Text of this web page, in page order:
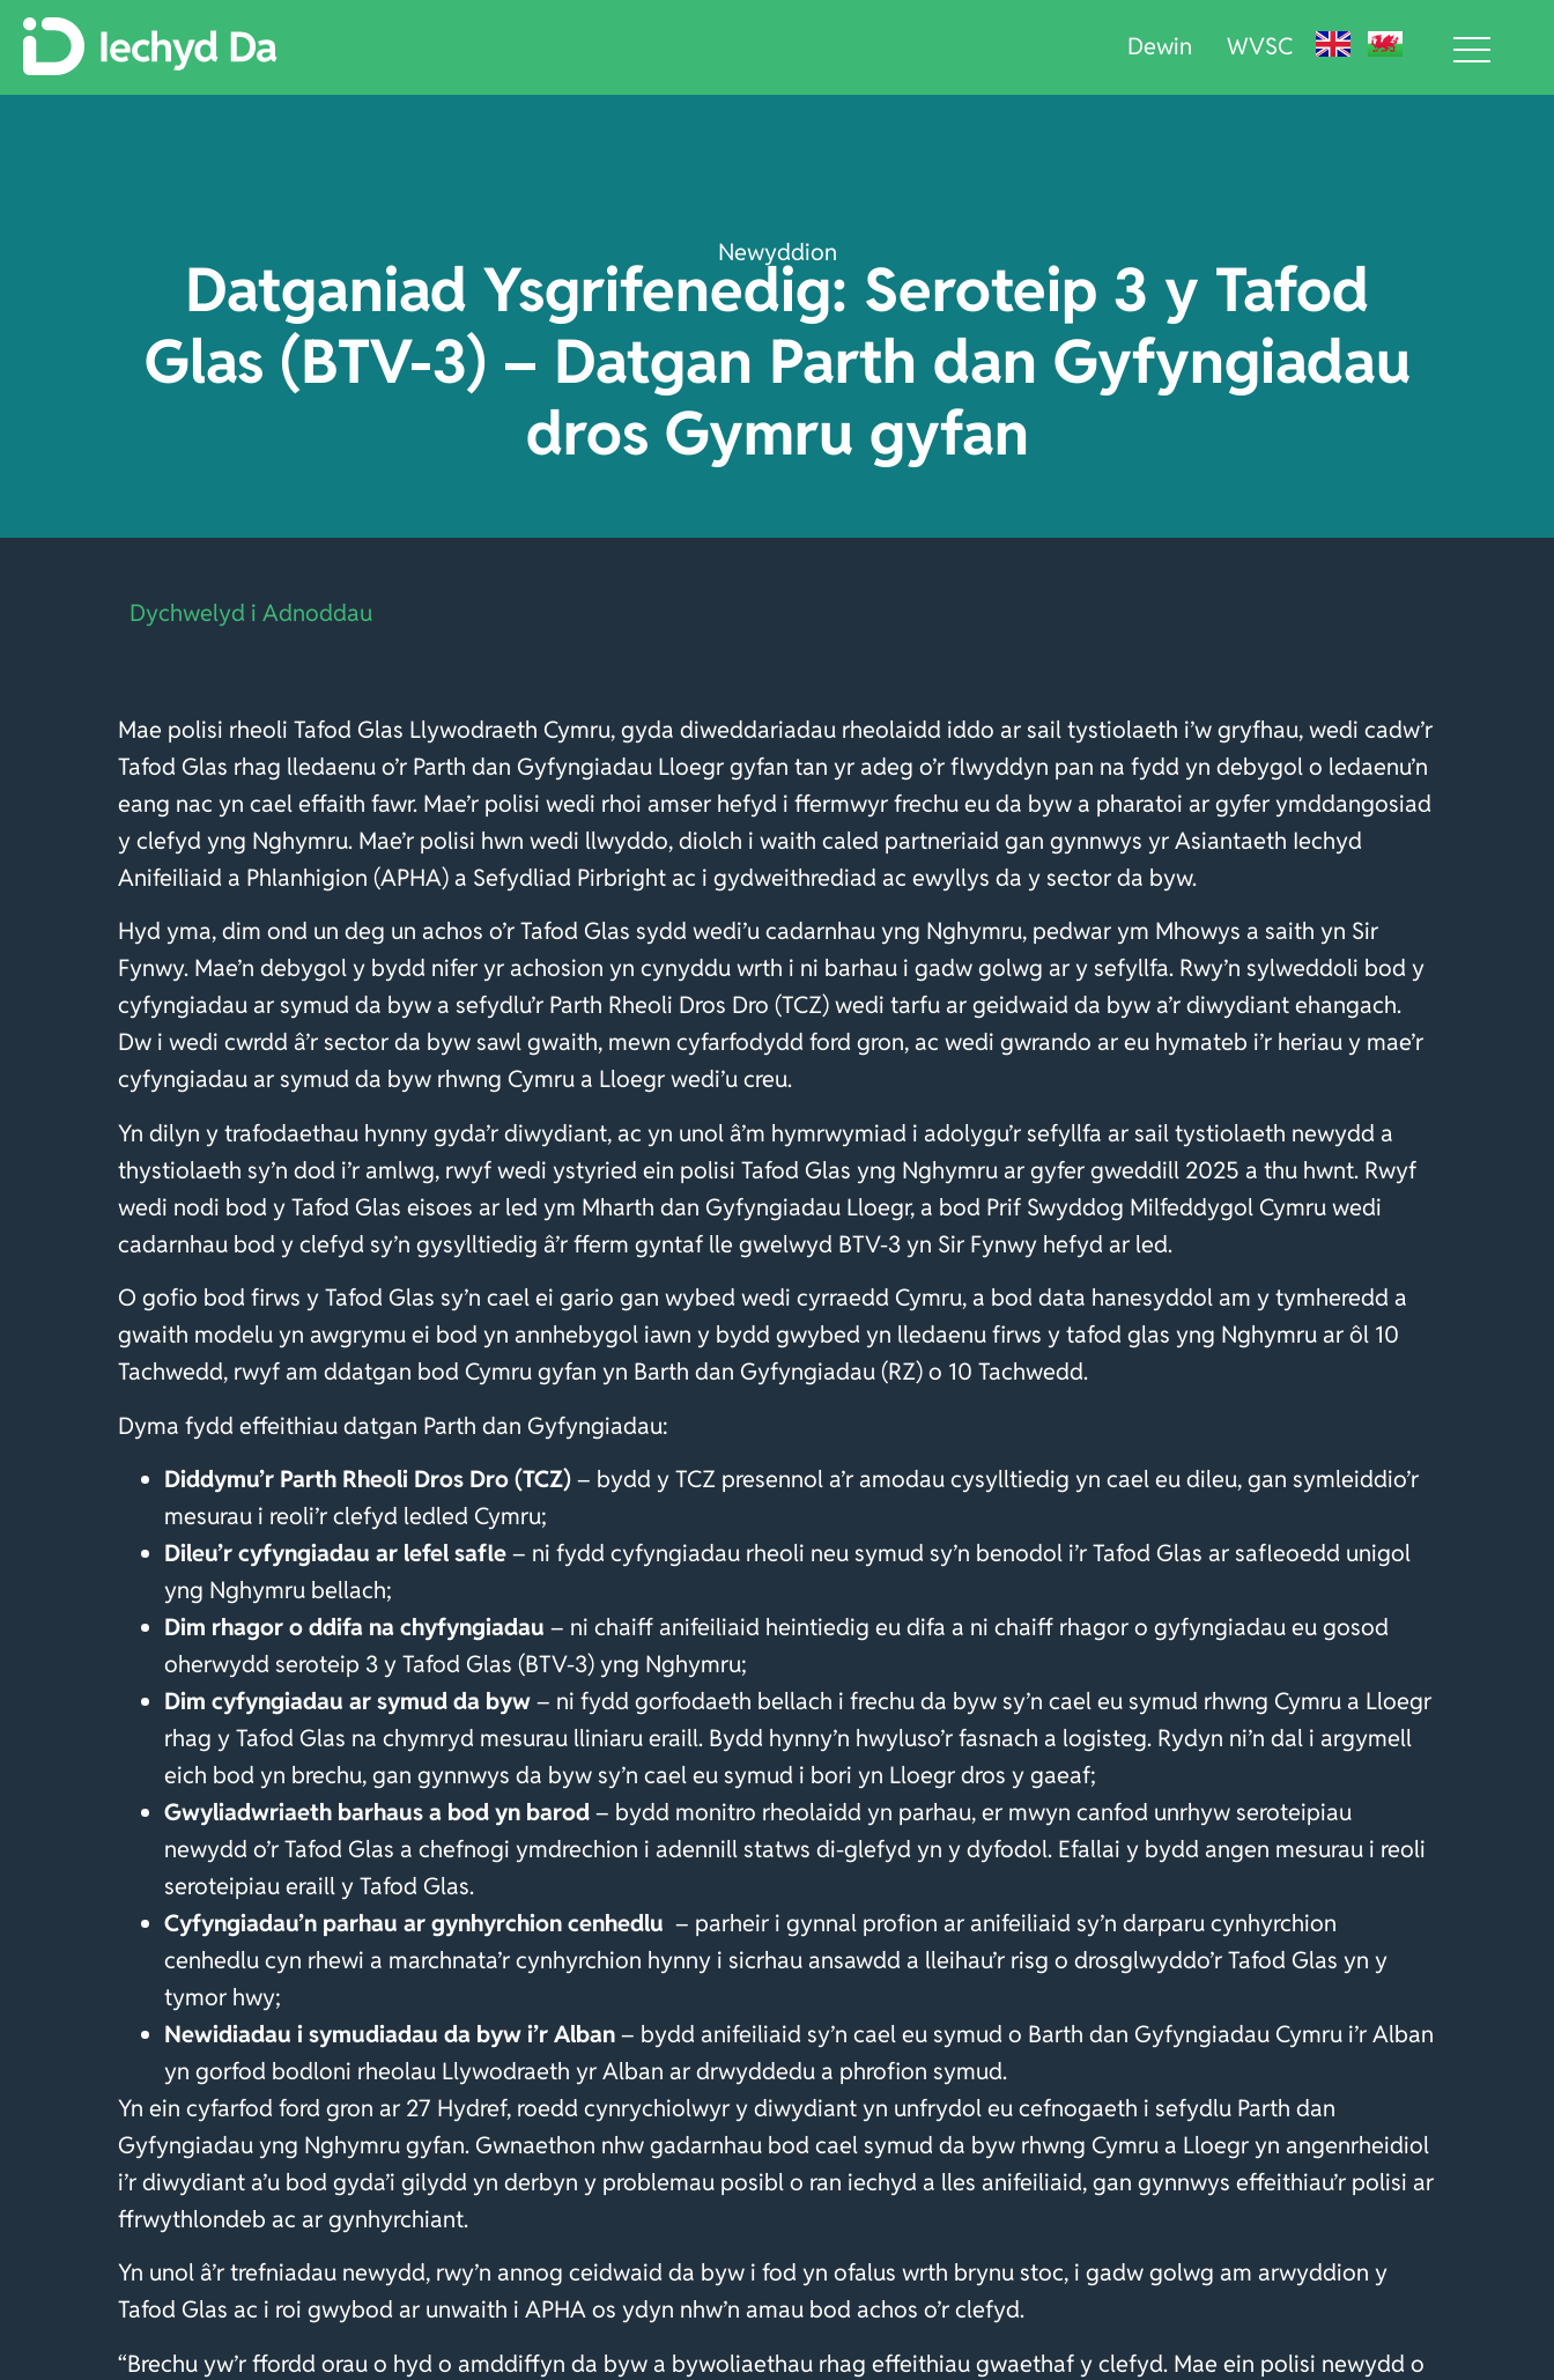
Dewin WVSC
Newyddion
Datganiad Ysgrifenedig: Seroteip 3 y Tafod
Glas (BTV-3) – Datgan Parth dan Gyfyngiadau
dros Gymru gyfan
Dychwelyd i Adnoddau
Mae polisi rheoli Tafod Glas Llywodraeth Cymru, gyda diweddariadau rheolaidd iddo ar sail tystiolaeth i’w gryfhau, wedi cadw’r
Tafod Glas rhag lledaenu o’r Parth dan Gyfyngiadau Lloegr gyfan tan yr adeg o’r flwyddyn pan na fydd yn debygol o ledaenu’n
eang nac yn cael effaith fawr. Mae’r polisi wedi rhoi amser hefyd i ffermwyr frechu eu da byw a pharatoi ar gyfer ymddangosiad
y clefyd yng Nghymru. Mae’r polisi hwn wedi llwyddo, diolch i waith caled partneriaid gan gynnwys yr Asiantaeth Iechyd
Anifeiliaid a Phlanhigion (APHA) a Sefydliad Pirbright ac i gydweithrediad ac ewyllys da y sector da byw.
Hyd yma, dim ond un deg un achos o’r Tafod Glas sydd wedi’u cadarnhau yng Nghymru, pedwar ym Mhowys a saith yn Sir
Fynwy. Mae’n debygol y bydd nifer yr achosion yn cynyddu wrth i ni barhau i gadw golwg ar y sefyllfa. Rwy’n sylweddoli bod y
cyfyngiadau ar symud da byw a sefydlu’r Parth Rheoli Dros Dro (TCZ) wedi tarfu ar geidwaid da byw a’r diwydiant ehangach.
Dw i wedi cwrdd â’r sector da byw sawl gwaith, mewn cyfarfodydd ford gron, ac wedi gwrando ar eu hymateb i’r heriau y mae’r
cyfyngiadau ar symud da byw rhwng Cymru a Lloegr wedi’u creu.
Yn dilyn y trafodaethau hynny gyda’r diwydiant, ac yn unol â’m hymrwymiad i adolygu’r sefyllfa ar sail tystiolaeth newydd a
thystiolaeth sy’n dod i’r amlwg, rwyf wedi ystyried ein polisi Tafod Glas yng Nghymru ar gyfer gweddill 2025 a thu hwnt. Rwyf
wedi nodi bod y Tafod Glas eisoes ar led ym Mharth dan Gyfyngiadau Lloegr, a bod Prif Swyddog Milfeddygol Cymru wedi
cadarnhau bod y clefyd sy’n gysylltiedig â’r fferm gyntaf lle gwelwyd BTV-3 yn Sir Fynwy hefyd ar led.
O gofio bod firws y Tafod Glas sy’n cael ei gario gan wybed wedi cyrraedd Cymru, a bod data hanesyddol am y tymheredd a
gwaith modelu yn awgrymu ei bod yn annhebygol iawn y bydd gwybed yn lledaenu firws y tafod glas yng Nghymru ar ôl 10
Tachwedd, rwyf am ddatgan bod Cymru gyfan yn Barth dan Gyfyngiadau (RZ) o 10 Tachwedd.
Dyma fydd effeithiau datgan Parth dan Gyfyngiadau:
Diddymu’r Parth Rheoli Dros Dro (TCZ)– bydd y TCZ presennol a’r amodau cysylltiedig yn cael eu dileu, gan symleiddio’r
mesurau i reoli’r clefyd ledled Cymru;
Dileu’r cyfyngiadau ar lefel safle– ni fydd cyfyngiadau rheoli neu symud sy’n benodol i’r Tafod Glas ar safleoedd unigol
yng Nghymru bellach;
Dim rhagor o ddifa na chyfyngiadau – ni chaiff anifeiliaid heintiedig eu difa a ni chaiff rhagor o gyfyngiadau eu gosod
oherwydd seroteip 3 y Tafod Glas (BTV-3) yng Nghymru;
Dim cyfyngiadau ar symud da byw– ni fydd gorfodaeth bellach i frechu da byw sy’n cael eu symud rhwng Cymru a Lloegr
rhag y Tafod Glas na chymryd mesurau lliniarueraill. Bydd hynny’n hwyluso’r fasnach a logisteg. Rydyn ni’n dal i argymell
eich bod yn brechu, gan gynnwys da byw sy’n cael eu symud i bori yn Lloegr dros y gaeaf;
Gwyliadwriaeth barhaus a bod yn barod– bydd monitro rheolaidd yn parhau, er mwyn canfod unrhyw seroteipiau
newydd o’r Tafod Glas a chefnogi ymdrechion i adennill statws di-glefyd yn y dyfodol. Efallai y bydd angen mesurau i reoli
seroteipiau eraill y Tafod Glas.
Cyfyngiadau’n parhau ar gynhyrchion cenhedlu – parheir i gynnal profion ar anifeiliaid sy’n darparu cynhyrchion
cenhedlu cyn rhewi a marchnata’r cynhyrchion hynny i sicrhau ansawdd a lleihau’r risg o drosglwyddo’r Tafod Glas yn y
tymor hwy;
Newidiadau i symudiadau da byw i’r Alban– bydd anifeiliaid sy’n cael eu symud o Barth dan Gyfyngiadau Cymru i’r Alban
yn gorfod bodloni rheolau Llywodraeth yr Alban ar drwyddedu a phrofion symud.
Yn ein cyfarfod ford gron ar 27 Hydref, roedd cynrychiolwyr y diwydiant yn unfrydol eu cefnogaeth i sefydlu Parth dan
Gyfyngiadau yng Nghymru gyfan. Gwnaethon nhw gadarnhau bod cael symud da byw rhwng Cymru a Lloegr yn angenrheidiol
i’r diwydiant a’u bod gyda’i gilydd yn derbyn y problemau posibl o ran iechyd a lles anifeiliaid, gan gynnwys effeithiau’r polisi ar
ffrwythlondeb ac ar gynhyrchiant.
Yn unol â’r trefniadau newydd, rwy’n annog ceidwaid da byw i fod yn ofalus wrth brynu stoc, i gadw golwg am arwyddion y
Tafod Glas ac i roi gwybod ar unwaith i APHA os ydyn nhw’n amau bod achos o’r clefyd.
“Brechu yw’r ffordd orau o hyd o amddiffyn da byw a bywoliaethau rhag effeithiau gwaethaf y clefyd. Mae ein polisi newydd o